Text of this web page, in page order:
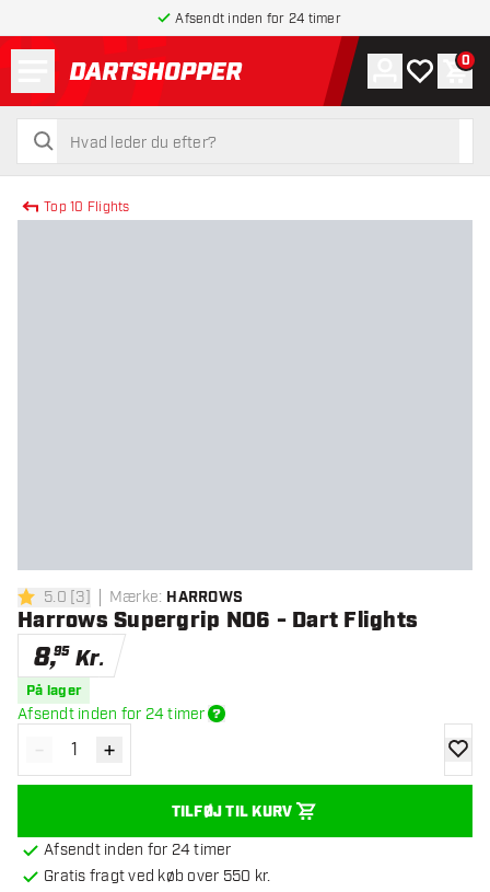
Afsendt inden for 24 timer
tilbage til forsiden
søg
søg
Konto
Min 0
Top 10 Flights
5 bedømmelsesstjerner
5.0 [3] Mærke: HARROWS
Harrows Supergrip NO6 - Dart Flights
8,95 Kr.
På lager
Afsendt inden for 24 timer
Reducér antal
- Øg antal
+
TILFØJ TIL KURV
Afsendt inden for 24 timer
Gratis fragt ved køb over 550 kr.